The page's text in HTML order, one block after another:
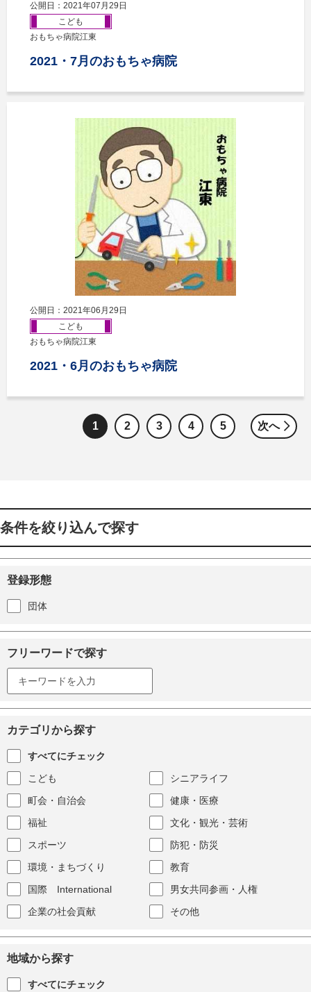
公開日：2021年07月29日
こども
おもちゃ病院江東
2021・7月のおもちゃ病院
公開日：2021年06月29日
こども
おもちゃ病院江東
2021・6月のおもちゃ病院
1 2 3 4 5 次へ
条件を絞り込んで探す
登録形態
団体
フリーワードで探す
カテゴリから探す
すべてにチェック
こども
シニアライフ
町会・自治会
健康・医療
福祉
文化・観光・芸術
スポーツ
防犯・防災
環境・まちづくり
教育
国際 International
男女共同参画・人権
企業の社会貢献
その他
地域から探す
すべてにチェック